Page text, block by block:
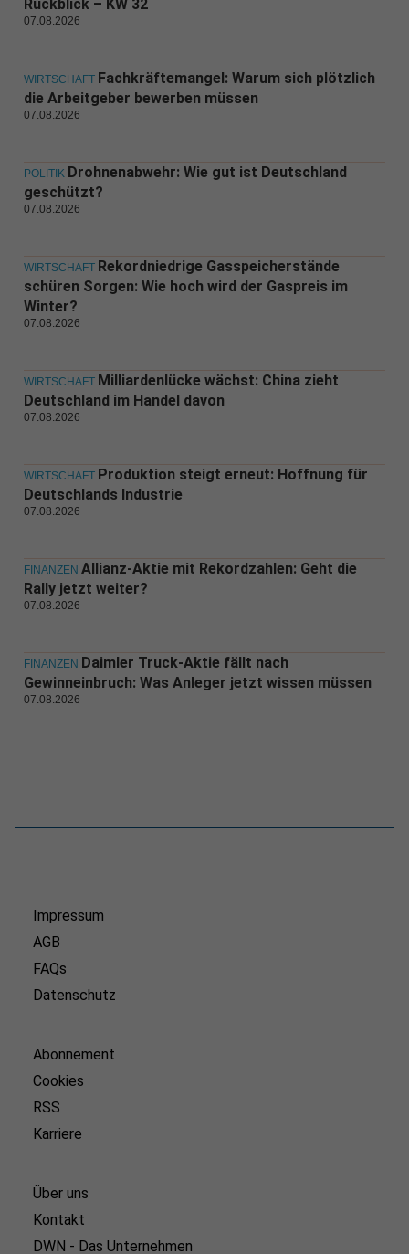
Rückblick – KW 32
07.08.2026
WIRTSCHAFT Fachkräftemangel: Warum sich plötzlich
die Arbeitgeber bewerben müssen
07.08.2026
POLITIK Drohnenabwehr: Wie gut ist Deutschland
geschützt?
07.08.2026
WIRTSCHAFT Rekordniedrige Gasspeicherstände
schüren Sorgen: Wie hoch wird der Gaspreis im
Winter?
07.08.2026
WIRTSCHAFT Milliardenlücke wächst: China zieht
Deutschland im Handel davon
07.08.2026
WIRTSCHAFT Produktion steigt erneut: Hoffnung für
Deutschlands Industrie
07.08.2026
FINANZEN Allianz-Aktie mit Rekordzahlen: Geht die
Rally jetzt weiter?
07.08.2026
FINANZEN Daimler Truck-Aktie fällt nach
Gewinneinbruch: Was Anleger jetzt wissen müssen
07.08.2026
Impressum
AGB
FAQs
Datenschutz
Abonnement
Cookies
RSS
Karriere
Über uns
Kontakt
DWN - Das Unternehmen